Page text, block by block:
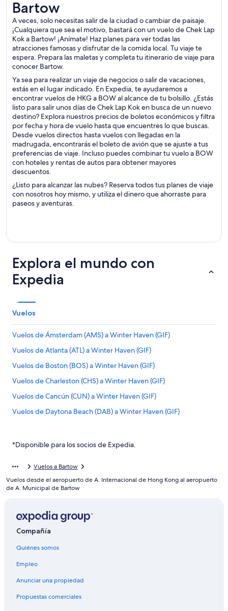
Bartow
A veces, solo necesitas salir de la ciudad o cambiar de paisaje.
¡Cualquiera que sea el motivo, bastará con un vuelo de Chek Lap
Kok a Bartow! ¡Anímate! Haz planes para ver todas las
atracciones famosas y disfrutar de la comida local. Tu viaje te
espera. Prepara las maletas y completa tu itinerario de viaje para
conocer Bartow.
Ya sea para realizar un viaje de negocios o salir de vacaciones,
estás en el lugar indicado. En Expedia, te ayudaremos a
encontrar vuelos de HKG a BOW al alcance de tu bolsillo. ¿Estás
listo para salir unos días de Chek Lap Kok en busca de un nuevo
destino? Explora nuestros precios de boletos económicos y filtra
por fecha y hora de vuelo hasta que encuentres lo que buscas.
Desde vuelos directos hasta vuelos con llegadas en la
madrugada, encontrarás el boleto de avión que se ajuste a tus
preferencias de viaje. Incluso puedes combinar tu vuelo a BOW
con hoteles y rentas de autos para obtener mayores
descuentos.
¿Listo para alcanzar las nubes? Reserva todos tus planes de viaje
con nosotros hoy mismo, y utiliza el dinero que ahorraste para
paseos y aventuras.
Explora el mundo con
Expedia
Vuelos
Vuelos de Ámsterdam (AMS) a Winter Haven (GIF)
Vuelos de Atlanta (ATL) a Winter Haven (GIF)
Vuelos de Boston (BOS) a Winter Haven (GIF)
Vuelos de Charleston (CHS) a Winter Haven (GIF)
Vuelos de Cancún (CUN) a Winter Haven (GIF)
Vuelos de Daytona Beach (DAB) a Winter Haven (GIF)
Vuelos de Detroit (DTW) a Winter Haven (GIF)
Vuelos de Fort Pierce (FPR) a Winter Haven (GIF)
Vuelos de Fort Lauderdale (FXE) a Winter Haven (GIF)
Vuelos de Jacksonville (JAX) a Winter Haven (GIF)
Vuelos de Las Vegas (LAS) a Winter Haven (GIF)
Vuelos de Los Ángeles (LAX) a Winter Haven (GIF)
Vuelos de Nueva York (LGA) a Winter Haven (GIF)
Vuelos de Orlando (MCO) a Winter Haven (GIF)
Vuelos de Miami (MIA) a Winter Haven (GIF)
*Disponible para los socios de Expedia.
Vuelos a Bartow
Vuelos desde el aeropuerto de A. Internacional de Hong Kong al aeropuerto
de A. Municipal de Bartow
Compañía
Quiénes somos
Empleo
Anunciar una propiedad
Propuestas comerciales